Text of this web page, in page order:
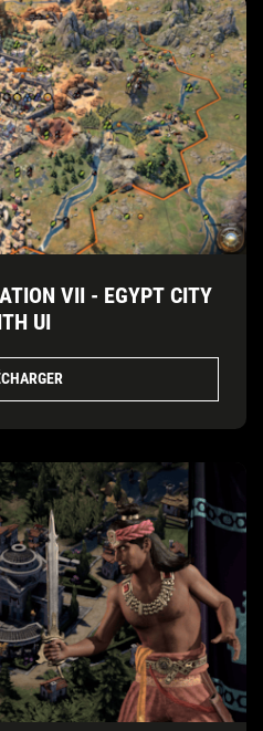
VII - EGYPT CITY
UI